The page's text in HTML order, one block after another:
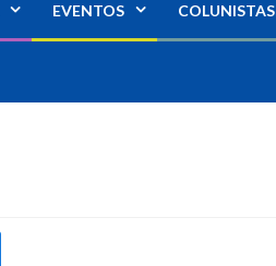
EVENTOS COLUNISTAS